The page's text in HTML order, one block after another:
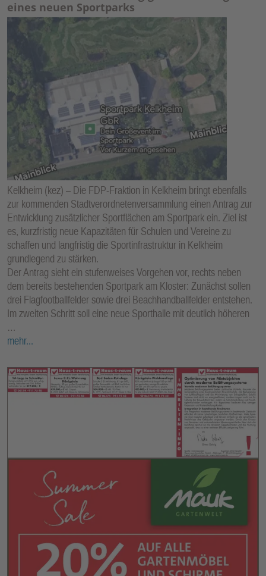
eines neuen Sportparks
Kelkheim (kez) – Die FDP-Fraktion in Kelkheim bringt ebenfalls
zur kommenden Stadtverordnetenversammlung einen Antrag zur
Entwicklung zusätzlicher Sportflächen am Sportpark ein. Ziel ist
es, kurzfristig neue Kapazitäten für Schulen und Vereine zu
schaffen und langfristig die Sportinfrastruktur in Kelkheim
grundlegend zu stärken.
Der Antrag sieht ein stufenweises Vorgehen vor, rechts neben
dem bereits bestehenden Sportpark am Kloster: Zunächst sollen
drei Flagfootballfelder sowie drei Beachhandballfelder entstehen.
Im zweiten Schritt soll eine neue Sporthalle mit deutlich höheren
…
mehr...